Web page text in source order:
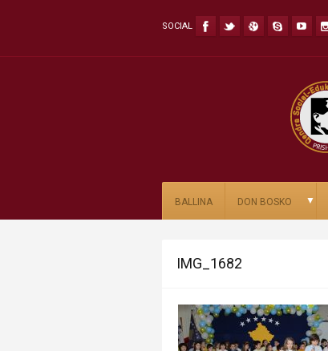
SOCIAL
BALLINA DON BOSKO ▼
IMG_1682